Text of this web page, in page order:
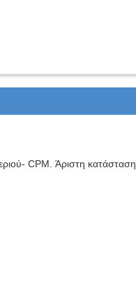
CPM. Άριστη κατάσταση.